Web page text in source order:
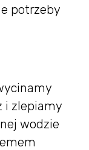
potrzeby
i zlepiamy
wodzie